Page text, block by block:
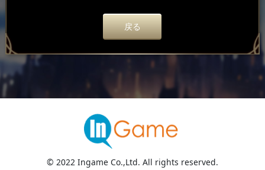
戻る
© 2022 Ingame Co.,Ltd. All rights reserved.